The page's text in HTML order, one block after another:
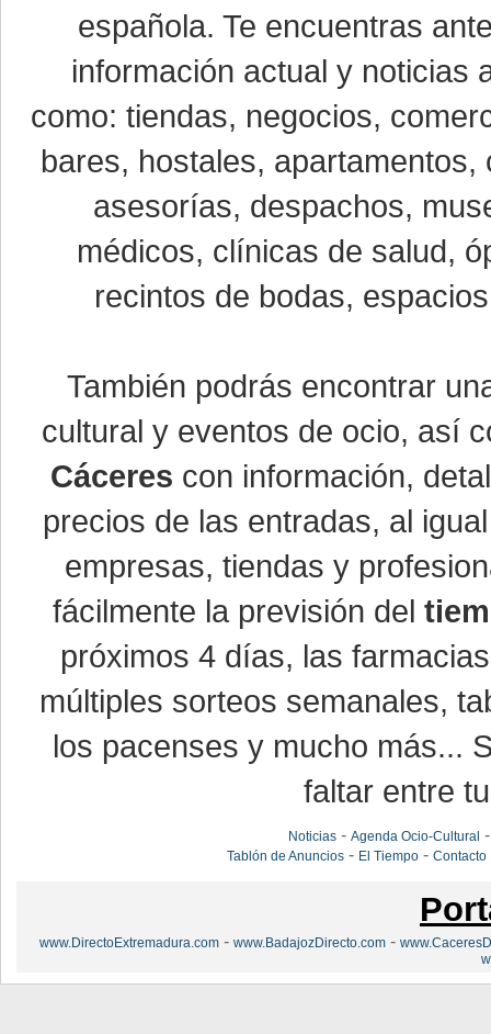
española. Te encuentras
información actual y noticias
como: tiendas, negocios,
bares, hostales,
asesorías, despachos,
médicos, clínicas de salud,
recintos de bodas,
También podrás encontrar
cultural y eventos de ocio, así
Cáceres con información,
precios de las entradas, al
empresas, tiendas y
fácilmente la previsión del
próximos 4 días, las
múltiples sorteos semanales,
los pacenses y mucho más...
faltar entre
Noticias -Agenda Ocio-Cultural
Tablón de Anuncios - El Tiempo -Contacto
www.DirectoExtremadura.com - www.BadajozDirecto.com -